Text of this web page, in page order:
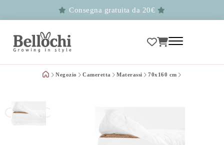
Consegna gratuita da 20€
Negozio Cameretta Materassi 70x160 cm